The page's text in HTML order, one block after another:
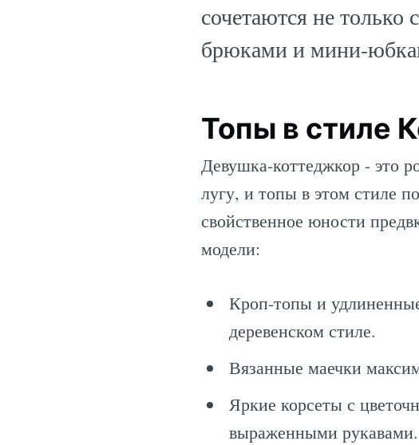
сочетаются не
брюками и мини-
Топы в стиле
Девушка-коттеджкор - это
лугу, и топы в этом стиле
свойственное юности
модели:
Кроп-топы и
деревенском стиле.
Вязанные маечки
Яркие корсеты с
выраженными рукавами.